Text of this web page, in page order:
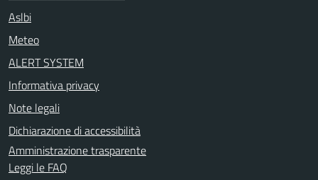
Aslbi
Meteo
ALERT SYSTEM
Informativa privacy
Note legali
Dichiarazione di accessibilità
Amministrazione trasparente
Leggi le FAQ